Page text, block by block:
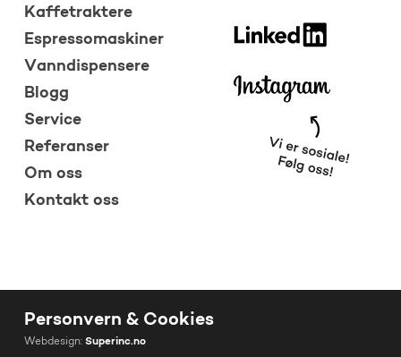
Kaffetraktere
Espressomaskiner
Vanndispensere
Blogg
Service
Referanser
Om oss
Kontakt oss
Personvern & Cookies
Webdesign: Superinc.no